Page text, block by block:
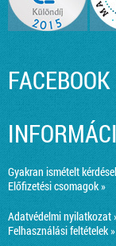
FACEBOOK
Gyakran ismételt
Előfizetési csomagok »
Adatvédelmi nyilatkozat
Felhasználási feltételek »